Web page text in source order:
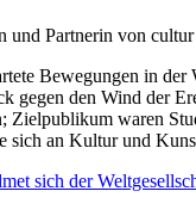
und Partnerin von
Bewegungen in
gegen den Wind der
Zielpublikum waren
sich an Kultur und
sich der